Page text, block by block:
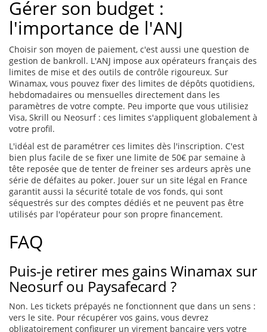
Gérer son budget :
l'importance de l'ANJ
Choisir son moyen de paiement, c'est aussi une question de
gestion de bankroll. L'ANJ impose aux opérateurs français des
limites de mise et des outils de contrôle rigoureux. Sur
Winamax, vous pouvez fixer des limites de dépôts quotidiens,
hebdomadaires ou mensuelles directement dans les
paramètres de votre compte. Peu importe que vous utilisiez
Visa, Skrill ou Neosurf : ces limites s'appliquent globalement à
votre profil.
L'idéal est de paramétrer ces limites dès l'inscription. C'est
bien plus facile de se fixer une limite de 50€ par semaine à
tête reposée que de tenter de freiner ses ardeurs après une
série de défaites au poker. Jouer sur un site légal en France
garantit aussi la sécurité totale de vos fonds, qui sont
séquestrés sur des comptes dédiés et ne peuvent pas être
utilisés par l'opérateur pour son propre financement.
FAQ
Puis-je retirer mes gains Winamax sur
Neosurf ou Paysafecard ?
Non. Les tickets prépayés ne fonctionnent que dans un sens :
vers le site. Pour récupérer vos gains, vous devrez
obligatoirement configurer un virement bancaire vers votre